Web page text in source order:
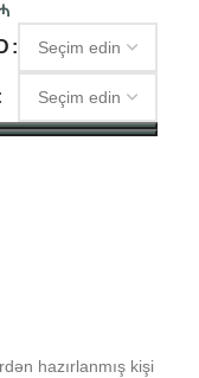
hazırlanmış kişi